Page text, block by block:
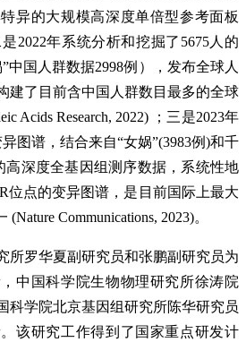
异的大规模高深度单倍型参考面板
是2022年系统分析和挖掘了5675人的
中国人群数据2998例），发布全球人
建了目前含中国人群数目最多的全球
Acids Research, 2022) ；三是2023年
图谱，结合来自“女娲”(3983例)和千
高深度全基因组测序数据，系统性地
位点的变异图谱，是目前国际上最大
Communications, 2023)。
所罗华夏副研究员和张鹏副研究员为
中国科学院生物物理研究所徐涛院
科学院北京基因组研究所陈华研究员
该研究工作得到了国家重点研发计